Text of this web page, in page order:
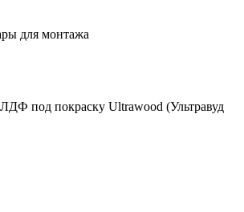
для монтажа
под покраску Ultrawood (Ультравуд